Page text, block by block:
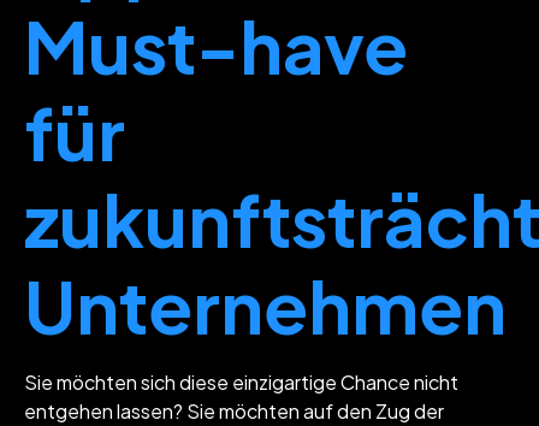
Must-have
für
Unternehmen
Sie möchten sich diese einzigartige Chance nicht
entgehen lassen? Sie möchten auf den Zug der